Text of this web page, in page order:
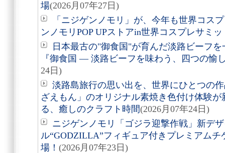
場(2026月07年27日)
「ニジゲンノモリ」が、今年も世界コス
ンノモリPOP UPストアin世界コスプレサミッ
日本最古の"御食国"が育んだ淡路ビーフ
『御食国 ― 淡路ビーフを味わう、四つの愉
24日)
淡路島旅行の思い出を、世界にひとつの
ざえもん」のオリジナル素焼き色付け体験
る、癒しのクラフト時間(2026月07年24日)
ニジゲンノモリ「ゴジラ迎撃作戦」新デ
ル“GODZILLA”フィギュア付きプレミアム
場！ (2026月07年23日)